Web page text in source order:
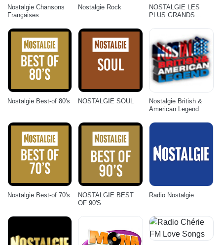
Nostalgie Chansons
Françaises
Nostalgie Rock
NOSTALGIE LES
PLUS GRANDS
Nostalgie Best-of 80's NOSTALGIE SOUL
Nostalgie British &
American Legend
Nostalgie Best-of 70's
NOSTALGIE BEST
OF 90'S
Radio Nostalgie